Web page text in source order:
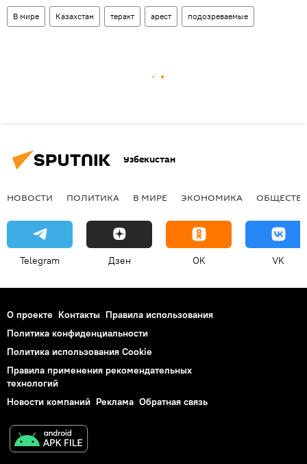
В мире Казахстан теракт арест подозреваемые
Узбекистан
НОВОСТИ ПОЛИТИКА В МИРЕ ЭКОНОМИКА
Telegram Дзен OK VK
О проекте Контакты Правила использования
Политика конфиденциальности
Политика использования Cookie
Правила применения рекомендательных
технологий
Новости компаний Реклама Обратная связь